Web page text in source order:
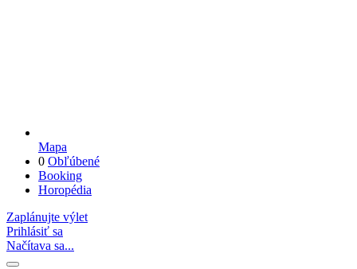
Mapa
0 Obľúbené
Booking
Horopédia
Zaplánujte výlet
Prihlásiť sa
Načítava sa...